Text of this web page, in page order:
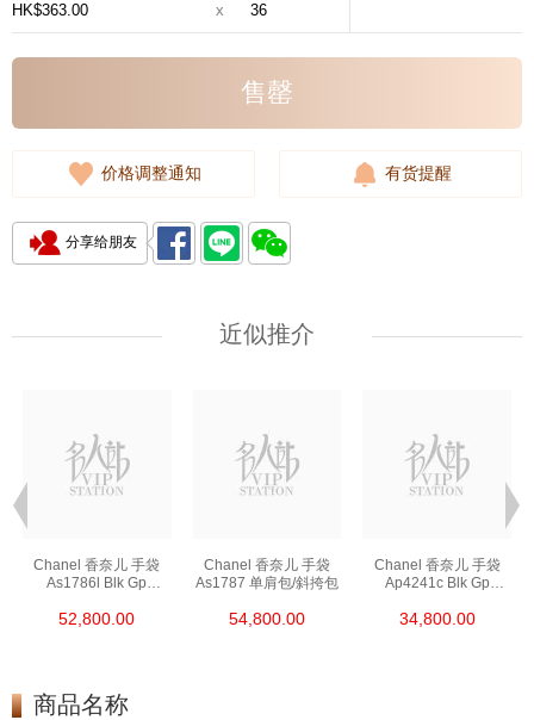
HK$363.00 x 36
售罄
价格调整通知 有货提醒
分享给朋友
近似推介
Chanel 香奈儿 手袋
As1786l Blk Gp
52,800.00
Chanel 香奈儿 手袋
As1787 单肩包/斜挎包
54,800.00
Chanel 香奈儿 手袋
Ap4241c Blk Gp
34,800.00
商品名称